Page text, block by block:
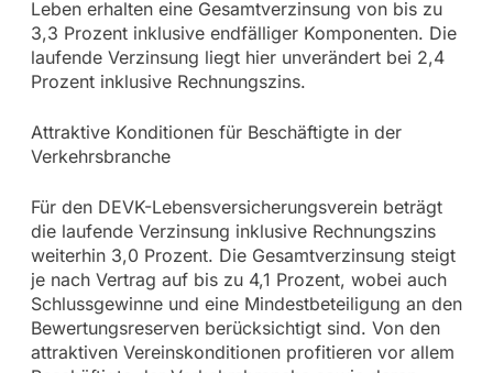
Leben erhalten eine Gesamtverzinsung von bis zu
3,3 Prozent inklusive endfälliger Komponenten. Die
laufende Verzinsung liegt hier unverändert bei 2,4
Prozent inklusive Rechnungszins.
Attraktive Konditionen für Beschäftigte in der
Verkehrsbranche
Für den DEVK-Lebensversicherungsverein beträgt
die laufende Verzinsung inklusive Rechnungszins
weiterhin 3,0 Prozent. Die Gesamtverzinsung steigt
je nach Vertrag auf bis zu 4,1 Prozent, wobei auch
Schlussgewinne und eine Mindestbeteiligung an den
Bewertungsreserven berücksichtigt sind. Von den
attraktiven Vereinskonditionen profitieren vor allem